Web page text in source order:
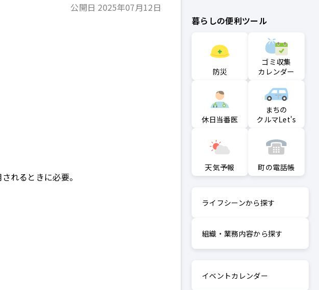
公開日 2025年07月12日
れるときに必要。
暮らしの便利ツール
防災
ゴミ収集
カレンダー
休日当番医
まちの
クルマLet's
天気予報 町の電話帳
ライフシーンから探す
組織・業務内容から探す
イベントカレンダー